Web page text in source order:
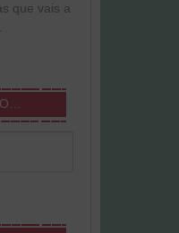
que vais a